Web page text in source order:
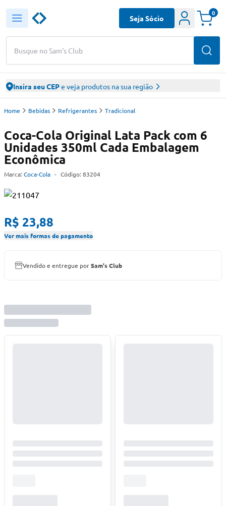
Busque no Sam's Club
Seja Sócio
0
Insira seu CEPe veja produtos na sua região
Home Bebidas Refrigerantes Tradicional
Coca-Cola Original Lata Pack com 6
Unidades 350ml Cada Embalagem
Econômica
Marca: Coca-Cola - Código: 83204
R$ 23,88
Ver mais formas de pagamento
Vendido e entregue porSam's Club